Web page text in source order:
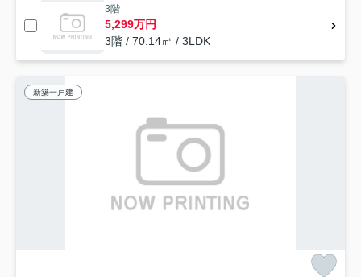
3階
5,299万円
3階 / 70.14㎡ / 3LDK
新築一戸建